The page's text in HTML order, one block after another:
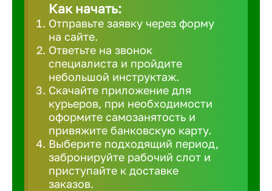
Как начать:
Отправьте заявку через форму
на сайте.
Ответьте на звонок
специалиста и пройдите
небольшой инструктаж.
Скачайте приложение для
курьеров, при необходимости
оформите самозанятость и
привяжите банковскую карту.
Выберите подходящий период,
забронируйте рабочий слот и
приступайте к доставке
заказов.